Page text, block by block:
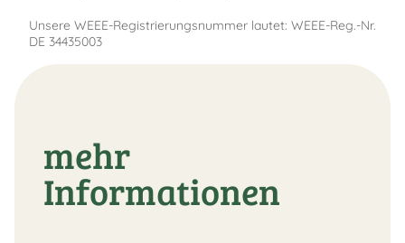
Unsere WEEE-Registrierungsnummer lautet: WEEE-Reg.-Nr.
DE 34435003
mehr
Informationen